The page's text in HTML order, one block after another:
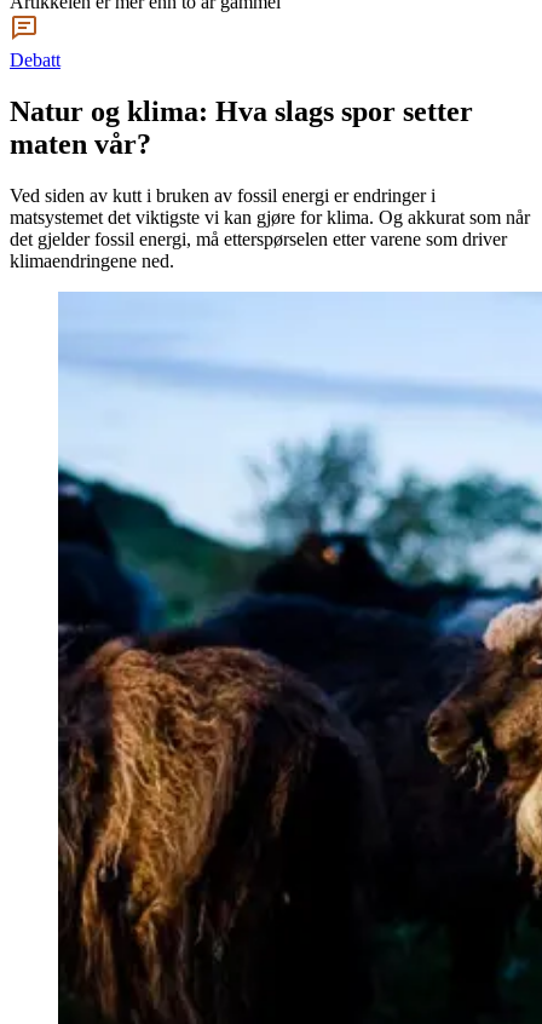
Debatt
Natur og klima: Hva slags spor setter
maten vår?
Ved siden av kutt i bruken av fossil energi er endringer i
matsystemet det viktigste vi kan gjøre for klima. Og akkurat som når
det gjelder fossil energi, må etterspørselen etter varene som driver
klimaendringene ned.